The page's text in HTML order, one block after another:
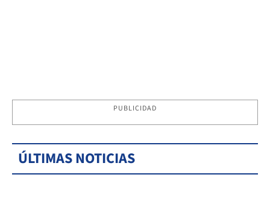
PUBLICIDAD
ÚLTIMAS NOTICIAS